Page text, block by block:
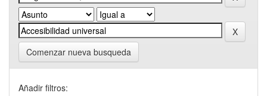
Comenzar nueva busqueda
Añadir filtros: